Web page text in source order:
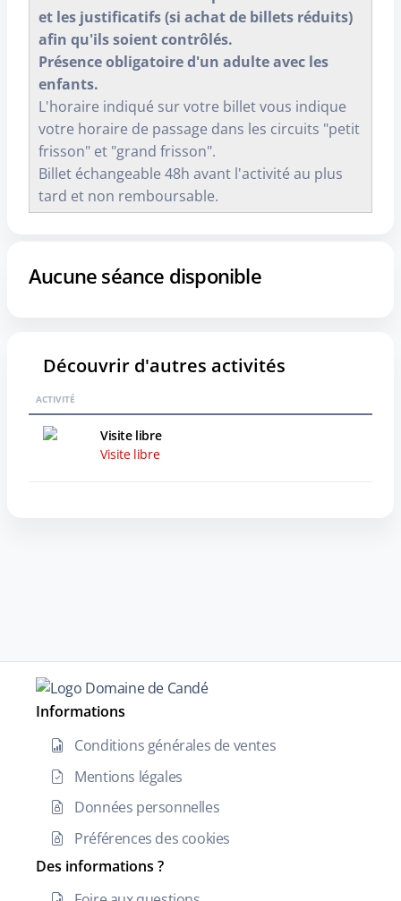
et les justificatifs (si achat de billets réduits)
afin qu'ils soient contrôlés.
Présence obligatoire d'un adulte avec les
enfants.
L'horaire indiqué sur votre billet vous indique
votre horaire de passage dans les circuits "petit
frisson" et "grand frisson".
Billet échangeable 48h avant l'activité au plus
tard et non remboursable.
Aucune séance disponible
Découvrir d'autres activités
ACTIVITÉ
Visite libre
Visite libre
Informations
Conditions générales de ventes
Mentions légales
Données personnelles
Préférences des cookies
Des informations ?